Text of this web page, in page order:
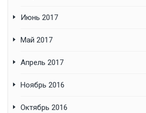
Июнь 2017
Май 2017
Апрель 2017
Ноябрь 2016
Октябрь 2016